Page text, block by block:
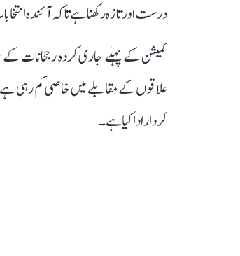
درست اور تازہ رکھنا ہے تاکہ آئندہ
کمیشن کے پہلے جاری کردہ رجحانات
علاقوں کے مقابلے میں خاصی کم رہی
کردار ادا کیا ہے۔